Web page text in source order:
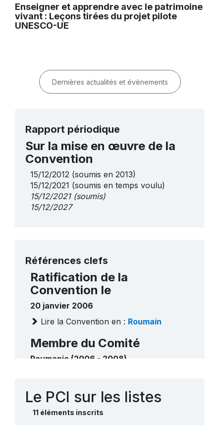
Enseigner et apprendre avec le patrimoine
vivant : Leçons tirées du projet pilote
UNESCO-UE
Dernières actualités et évènements
Rapport périodique
Sur la mise en œuvre de la
Convention
15/12/2012 (soumis en 2013)
15/12/2021 (soumis en temps voulu)
15/12/2021(soumis)
15/12/2027
Références clefs
Ratification de la
Convention le
20 janvier 2006
Lire la Convention en : Roumain
Membre du Comité
Roumanie (2006 - 2008)
Le PCI sur les listes
11 éléments inscrits